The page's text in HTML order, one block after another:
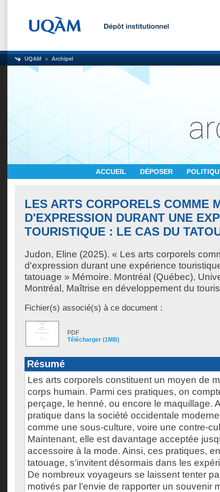
UQAM Archipel
ACCUEIL DÉPOSER
LES ARTS CORPORELS COMME
D'EXPRESSION DURANT UNE
TOURISTIQUE : LE CAS DU
Judon, Eline (2025). « Les arts corporels
d'expression durant une expérience
tatouage » Mémoire. Montréal (Québec),
Montréal, Maîtrise en développement du
Fichier(s) associé(s) à ce document :
PDF
Télécharger (1MB)
Résumé
Les arts corporels constituent un moyen de
corps humain. Parmi ces pratiques, on
perçage, le henné, ou encore le maquillage.
pratique dans la société occidentale
comme une sous-culture, voire une contre-
Maintenant, elle est davantage acceptée
accessoire à la mode. Ainsi, ces pratiques,
tatouage, s’invitent désormais dans les
De nombreux voyageurs se laissent tenter
motivés par l’envie de rapporter un souvenir